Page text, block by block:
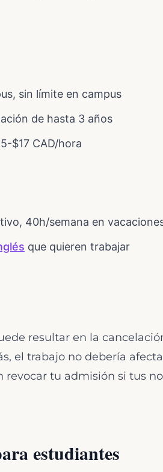
sin límite en campus
de hasta 3 años
$17 CAD/hora
40h/semana en
que quieren trabajar
resultar en la
el trabajo no debería
tu admisión si tus
estudiantes